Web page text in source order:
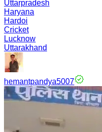
Uttarpradesh
Haryana
Hardoi
Cricket
Lucknow
Uttarakhand
hemantpandya5007